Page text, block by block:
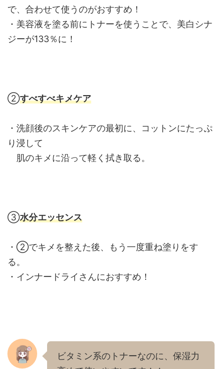
で、合わせて使うのがおすすめ！
・美容液を塗る前にトナーを使うことで、美白シナ
ジーが133％に！
②すべすべキメケア
・洗顔後のスキンケアの最初に、コットンにたっぷ
り浸して
肌のキメに沿って軽く拭き取る。
③水分エッセンス
・②でキメを整えた後、もう一度重ね塗りをす
る。
・インナードライさんにおすすめ！
ビタミン系のトナーなのに、保湿力